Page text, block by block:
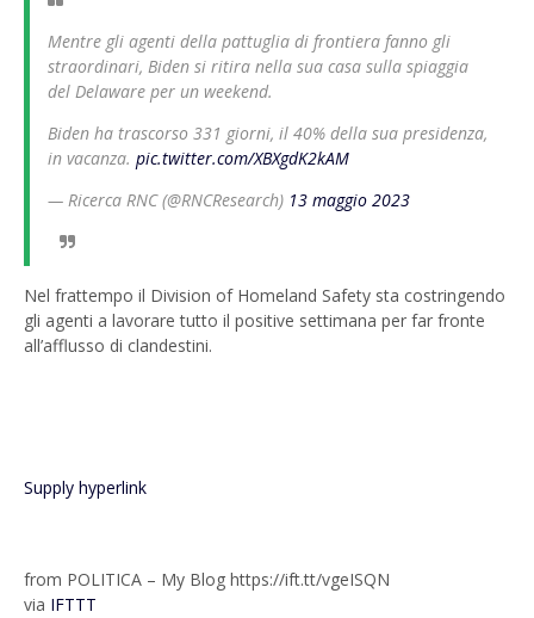
Mentre gli agenti della pattuglia di frontiera fanno gli
straordinari, Biden si ritira nella sua casa sulla spiaggia
del Delaware per un weekend.
Biden ha trascorso 331 giorni, il 40% della sua presidenza,
in vacanza. pic.twitter.com/XBXgdK2kAM
— Ricerca RNC (@RNCResearch) 13 maggio 2023
Nel frattempo il Division of Homeland Safety sta costringendo
gli agenti a lavorare tutto il positive settimana per far fronte
all’afflusso di clandestini.
Supply hyperlink
from POLITICA – My Blog https://ift.tt/vgeISQN
via IFTTT